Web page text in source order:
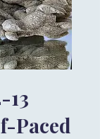
13
Paced